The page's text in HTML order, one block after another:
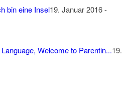
bin eine Insel19. Januar 2016 -
Welcome to Parentin...19.